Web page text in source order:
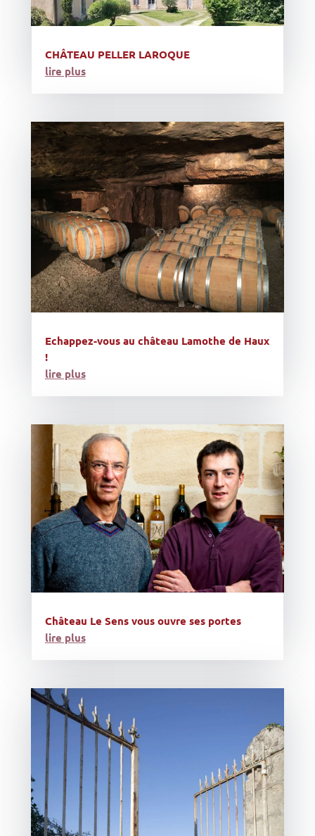
CHÂTEAU PELLER LAROQUE
lire plus
Echappez-vous au château Lamothe de Haux
!
lire plus
Château Le Sens vous ouvre ses portes
lire plus